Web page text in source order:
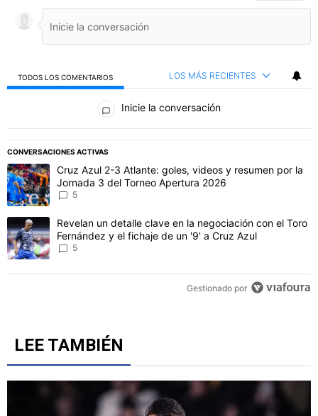
TODOS LOS COMENTARIOS LOS MÁS RECIENTES
Todos los comentarios
Inicie la conversación
CONVERSACIONES ACTIVAS
Este listado muestra los artículos con más comentarios en los
Un artículo de tendencia con el título "Cruz Azul 2-3 Atlante:
Cruz Azul 2-3 Atlante: goles, videos y resumen por la
Jornada 3 del Torneo Apertura 2026
Un artículo de tendencia con el título "Revelan un detalle clave
Revelan un detalle clave en la negociación con el Toro
LEE TAMBIÉN